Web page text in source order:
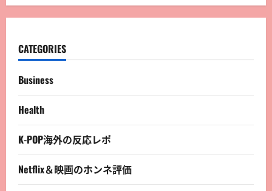
CATEGORIES
Business
Health
K-POP海外の反応レポ
Netflix＆映画のホンネ評価